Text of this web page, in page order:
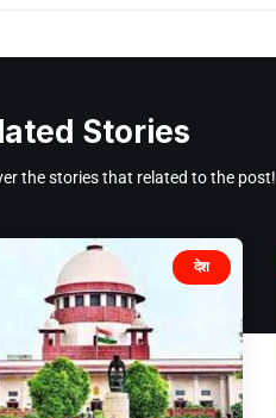
Stories
the stories that related to the post!
देश